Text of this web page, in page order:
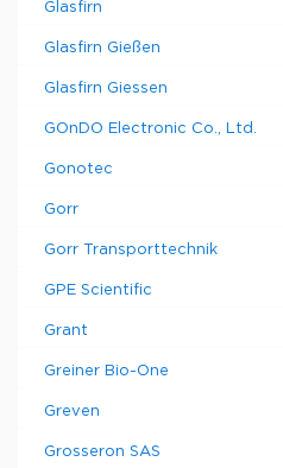
Glasfirn
Glasfirn Gießen
Glasfirn Giessen
GOnDO Electronic Co., Ltd.
Gonotec
Gorr
Gorr Transporttechnik
GPE Scientific
Grant
Greiner Bio-One
Greven
Grosseron SAS